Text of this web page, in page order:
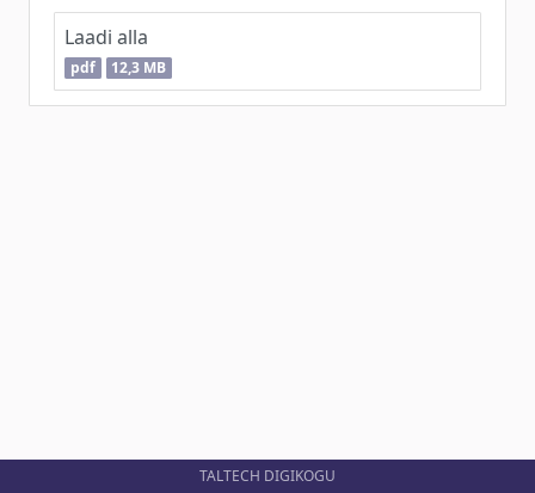
Laadi alla
pdf 12,3 MB
TALTECH DIGIKOGU